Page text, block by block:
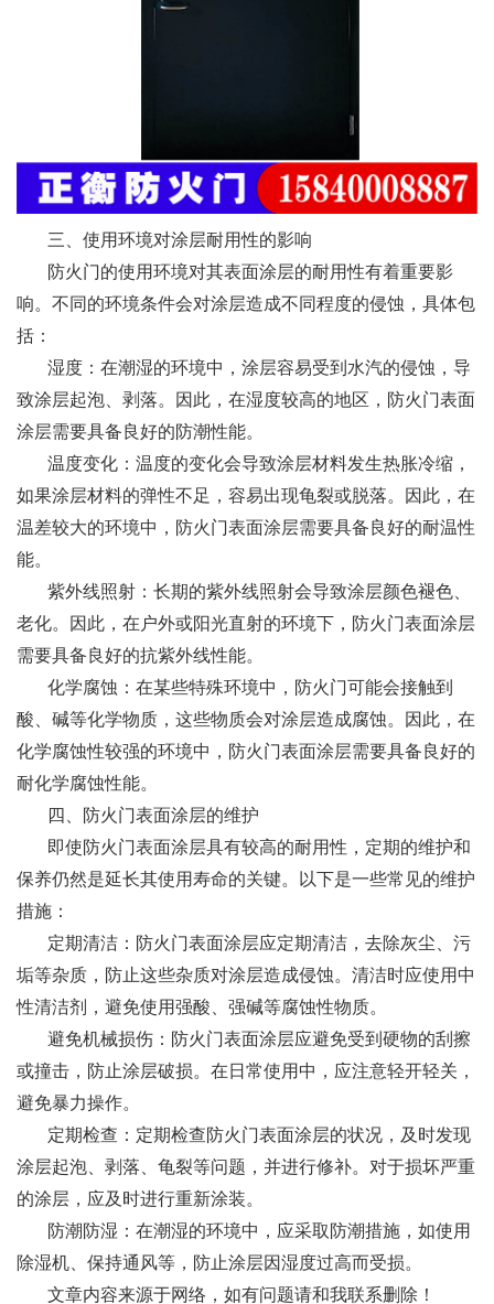
三、使用环境对涂层耐用性的影响
防火门的使用环境对其表面涂层的耐用性有着重要影
响。不同的环境条件会对涂层造成不同程度的侵蚀，具体包
括：
湿度：在潮湿的环境中，涂层容易受到水汽的侵蚀，导
致涂层起泡、剥落。因此，在湿度较高的地区，防火门表面
涂层需要具备良好的防潮性能。
温度变化：温度的变化会导致涂层材料发生热胀冷缩，
如果涂层材料的弹性不足，容易出现龟裂或脱落。因此，在
温差较大的环境中，防火门表面涂层需要具备良好的耐温性
能。
紫外线照射：长期的紫外线照射会导致涂层颜色褪色、
老化。因此，在户外或阳光直射的环境下，防火门表面涂层
需要具备良好的抗紫外线性能。
化学腐蚀：在某些特殊环境中，防火门可能会接触到
酸、碱等化学物质，这些物质会对涂层造成腐蚀。因此，在
化学腐蚀性较强的环境中，防火门表面涂层需要具备良好的
耐化学腐蚀性能。
四、防火门表面涂层的维护
即使防火门表面涂层具有较高的耐用性，定期的维护和
保养仍然是延长其使用寿命的关键。以下是一些常见的维护
措施：
定期清洁：防火门表面涂层应定期清洁，去除灰尘、污
垢等杂质，防止这些杂质对涂层造成侵蚀。清洁时应使用中
性清洁剂，避免使用强酸、强碱等腐蚀性物质。
避免机械损伤：防火门表面涂层应避免受到硬物的刮擦
或撞击，防止涂层破损。在日常使用中，应注意轻开轻关，
避免暴力操作。
定期检查：定期检查防火门表面涂层的状况，及时发现
涂层起泡、剥落、龟裂等问题，并进行修补。对于损坏严重
的涂层，应及时进行重新涂装。
防潮防湿：在潮湿的环境中，应采取防潮措施，如使用
除湿机、保持通风等，防止涂层因湿度过高而受损。
文章内容来源于网络，如有问题请和我联系删除！